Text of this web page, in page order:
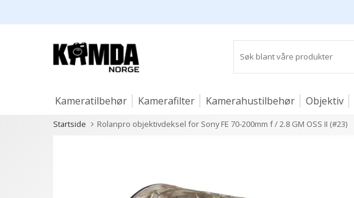
Kameratilbehør Kamerafilter Kamerahustilbehør Objektiv
Studio og lys
Startside Rolanpro objektivdeksel for Sony FE 70-200mm f / 2.8 GM OSS II (#23)